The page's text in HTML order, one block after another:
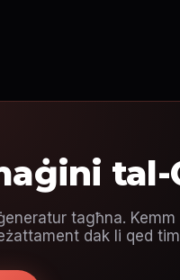
tal-
tagħna.
dak li qed